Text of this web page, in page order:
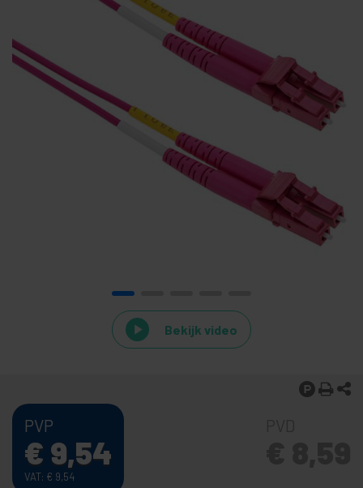
Bekijk video
PVP
€ 9,54
VAT: € 9,54